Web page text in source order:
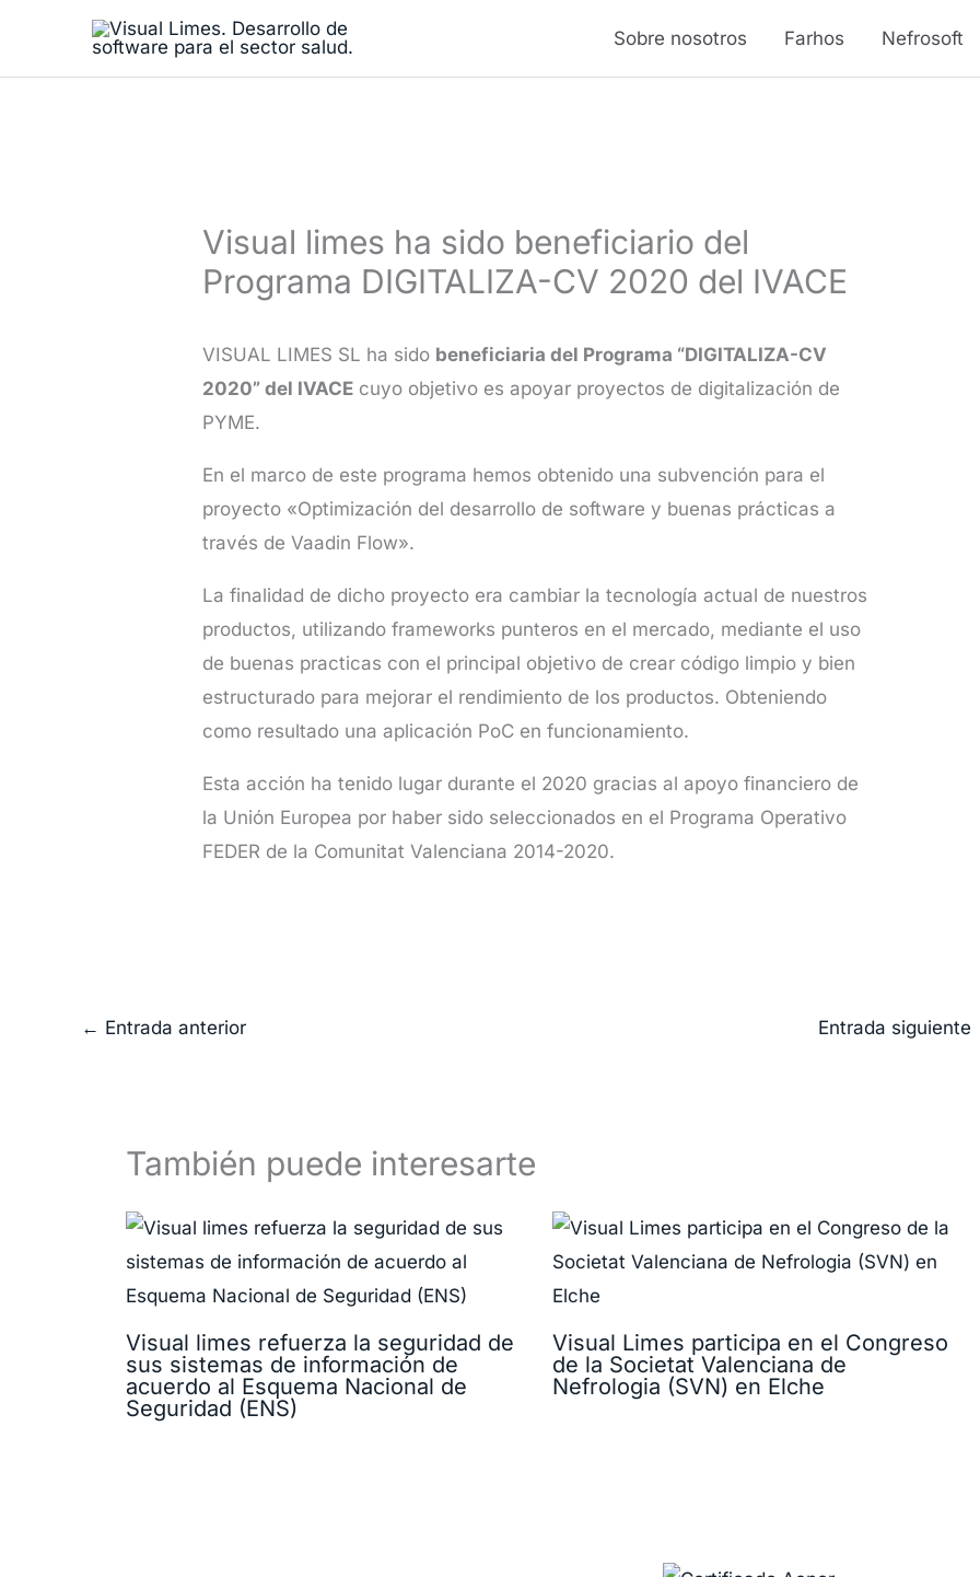
contenido
Sobre nosotros Farhos Nefrosoft
Visual limes ha sido beneficiario del
Programa DIGITALIZA-CV 2020 del IVACE
VISUAL LIMES SL ha sido beneficiaria del Programa “DIGITALIZA-CV
2020” del IVACE cuyo objetivo es apoyar proyectos de digitalización de
PYME.
En el marco de este programa hemos obtenido una subvención para el
proyecto «Optimización del desarrollo de software y buenas prácticas a
través de Vaadin Flow».
La finalidad de dicho proyecto era cambiar la tecnología actual de nuestros
productos, utilizando frameworks punteros en el mercado, mediante el uso
de buenas practicas con el principal objetivo de crear código limpio y bien
estructurado para mejorar el rendimiento de los productos. Obteniendo
como resultado una aplicación PoC en funcionamiento.
Esta acción ha tenido lugar durante el 2020 gracias al apoyo financiero de
la Unión Europea por haber sido seleccionados en el Programa Operativo
FEDER de la Comunitat Valenciana 2014-2020.
← Entrada anterior Entrada siguiente
También puede interesarte
Visual limes refuerza la seguridad de
sus sistemas de información de
acuerdo al Esquema Nacional de
Seguridad (ENS)
Visual Limes participa en el Congreso
de la Societat Valenciana de
Nefrologia (SVN) en Elche